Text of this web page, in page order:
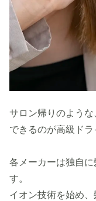
サロン帰りのよう
できるのが高級ドラ
各メーカーは独自
す。
イオン技術を始め